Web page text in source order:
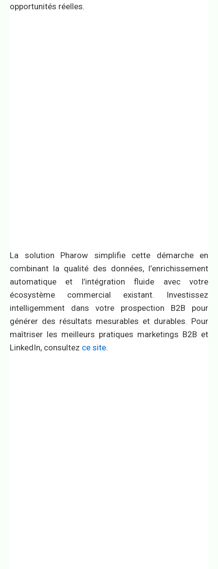
opportunités réelles.
La solution Pharow simplifie cette démarche en
combinant la qualité des données, l’enrichissement
automatique et l’intégration fluide avec votre
écosystème commercial existant. Investissez
intelligemment dans votre prospection B2B pour
générer des résultats mesurables et durables. Pour
maîtriser les meilleurs pratiques marketings B2B et
LinkedIn, consultez ce site.